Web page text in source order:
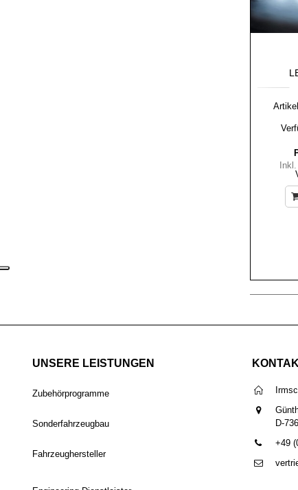
UNSERE LEISTUNGEN
Zubehörprogramme
Sonderfahrzeugbau
Fahrzeughersteller
D-
+49